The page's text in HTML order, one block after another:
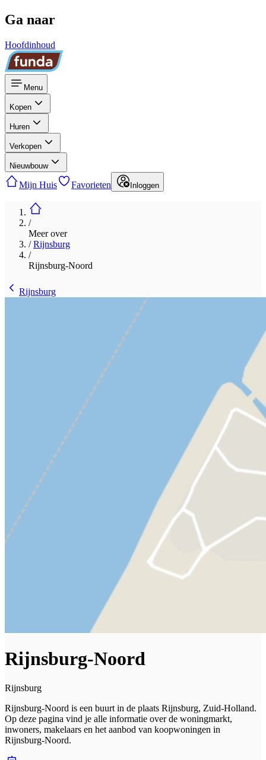
Ga naar
Hoofdinhoud
Menu
Kopen
Huren
Verkopen
Nieuwbouw
Mijn Huis Favorieten Inloggen
/
Meer over
/Rijnsburg
/
Rijnsburg-Noord
Rijnsburg
Rijnsburg-Noord
Rijnsburg
Rijnsburg-Noord is een buurt in de plaats Rijnsburg, Zuid-Holland.
Op deze pagina vind je alle informatie over de woningmarkt,
inwoners, makelaars en het aanbod van koopwoningen in
Rijnsburg-Noord.